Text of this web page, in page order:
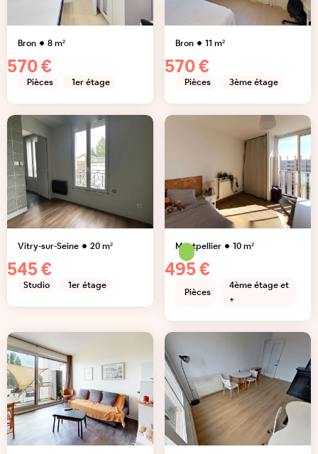
Bron 8m²
570 €
Pièces 1er étage
Bron 11 m²
570 €
Pièces 3ème étage
Vitry-sur-Seine 20m²
545 €
Studio 1er étage
Montpellier 10m²
495 €
Pièces
4ème étage et
+